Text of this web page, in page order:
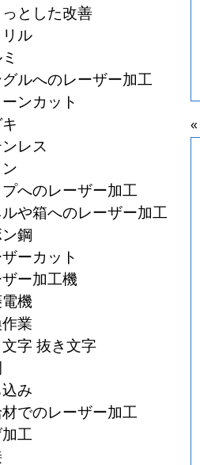
«
とした改善
ル
グルへのレーザー加工
ンカット
レス
へのレーザー加工
や箱へのレーザー加工
鋼
ーカット
ザー加工機
機
業
字 抜き文字
み
でのレーザー加工
工